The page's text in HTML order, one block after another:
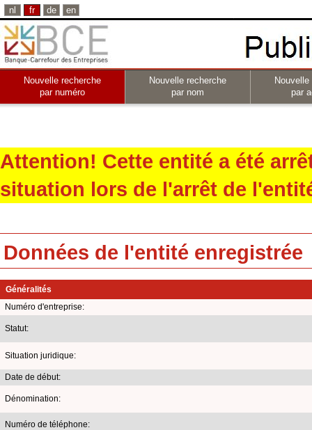
nl fr de en
Nouvelle recherche
par numéro
Nouvelle recherche
par nom
par
Attention! Cette entité a été
situation lors de l'arrêt de
Données de l'entité enregistrée
Généralités
Numéro d'entreprise:
Statut:
Situation juridique:
Date de début:
Dénomination:
Numéro de téléphone: